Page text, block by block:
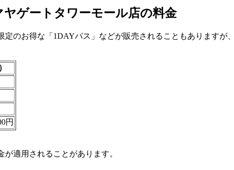
ゲートタワーモール店の料金
のお得な「1DAYパス」などが販売されることもあります
円
適用されることがあります。